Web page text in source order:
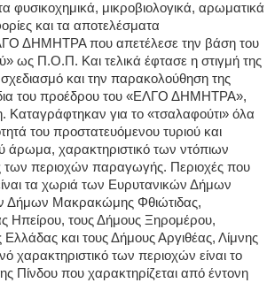
μικροβιολογικά, αρωματικά
και τα αποτελέσματα
ΔΗΜΗΤΡΑ που απετέλεσε την βάση του
ως Π.Ο.Π. Και τελικά έφτασε η στιγμή της
και την παρακολούθηση της
του προέδρου του «ΕΛΓΟ ΔΗΜΗΤΡΑ»,
για το «τσαλαφούτι» όλα
του προστατευόμενου τυριού και
άρωμα, χαρακτηριστικό των ντόπιων
των περιοχών παραγωγής. Περιοχές που
τα χωριά των Ευρυτανικών Δήμων
Δήμων Μακρακώμης Φθιώτιδας,
Ηπείρου, τους Δήμους Ξηρομέρου,
Ελλάδας και τους Δήμους Αργιθέας, Λίμνης
χαρακτηριστικό των περιοχών είναι το
Πίνδου που χαρακτηρίζεται από έντονη